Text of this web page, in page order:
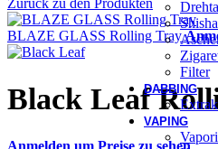
Shisha
Filter
DABBING
VAPING
Zurück zu den Produkten
BLAZE GLASS Rolling Tray
Black Leaf
Anmelden um Preise zu sehen